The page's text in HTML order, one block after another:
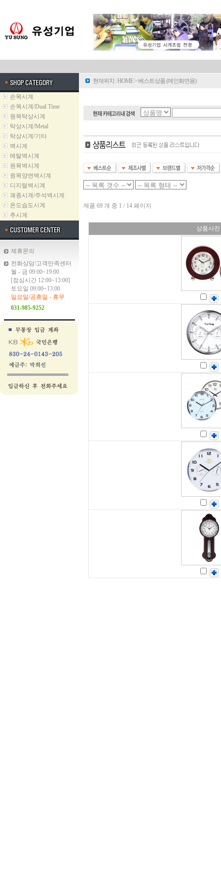
손목시계
손목시계/Dual Time
원목탁상시계
탁상시계/Metal
탁상시계/기타
벽시계
메탈벽시계
원목벽시계
원목양면벽시계
디지털벽시계
괘종시계/주석벽시계
온도습도시계
추시계
제휴문의
전화상담/고객만족센터
월 - 금 09:00~19:00
[점심시간 12:00~13:00]
토요일 09:00~13:00
일요일/공휴일 - 휴무
031-985-9252
현재위치 :HOME >베스트상품 (메인화면용)
제품 69 개 중 1 / 14 페이지
상품사진